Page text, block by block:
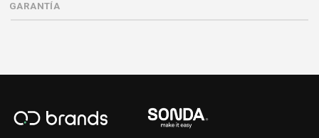
GARANTÍA